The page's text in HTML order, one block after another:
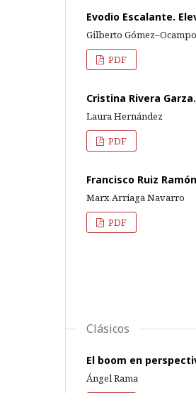
Evodio Escalante.
Gilberto Gómez–Ocampo
PDF
Cristina Rivera
Laura Hernández
PDF
Francisco Ruiz
Marx Arriaga Navarro
PDF
Clásicos
El boom en
Ángel Rama